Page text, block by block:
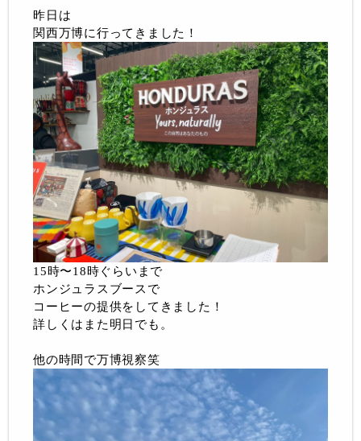
昨日は
関西万博に行ってきました！
15時〜18時ぐらいまで
ホンジュラスブースで
コーヒーの提供をしてきました！
詳しくはまた明日でも。
他の時間で万博視察笑